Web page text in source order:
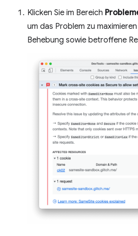
Klicken Sie im Bereich
um das Problem zu
Behebung sowie betroffene